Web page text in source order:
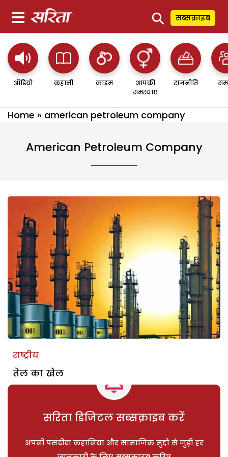
⚲ सब्सक्राइब
ऑडियो कहानी क्राइम
आपकी
समस्याएं
राजनीति
Home » american petroleum company
American Petroleum Company
राष्ट्रीय
तेल का खेल
सरिता डिजिटल सब्सक्राइब करें
अपनी पसंदीदा कहानियां और सामाजिक मुद्दों से जुड़ी हर